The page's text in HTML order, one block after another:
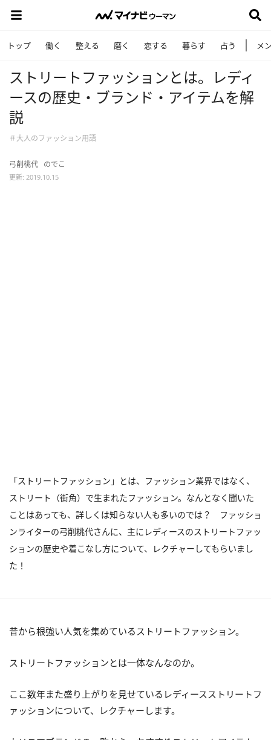
トップ 働く 整える 磨く 恋する 暮らす 占う メ
ストリートファッションとは。レディ
ースの歴史・ブランド・アイテムを解
説
＃大人のファッション用語
弓削桃代 のでこ
更新: 2019.10.15
「ストリートファッション」とは、ファッション業界ではなく、
ストリート（街角）で生まれたファッション。なんとなく聞いた
ことはあっても、詳しくは知らない人も多いのでは？ ファッショ
ンライターの弓削桃代さんに、主にレディースのストリートファッ
ションの歴史や着こなし方について、レクチャーしてもらいまし
た！
昔から根強い人気を集めているストリートファッション。
ストリートファッションとは一体なんなのか。
ここ数年また盛り上がりを見せているレディースストリートフ
ァッションについて、レクチャーします。